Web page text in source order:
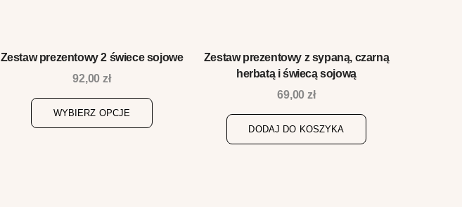
Zestaw prezentowy 2 świece sojowe
92,00zł
WYBIERZ OPCJE
ma
Zestaw prezentowy z sypaną, czarną
herbatą i świecą sojową
69,00zł
DODAJ DO KOSZYKA